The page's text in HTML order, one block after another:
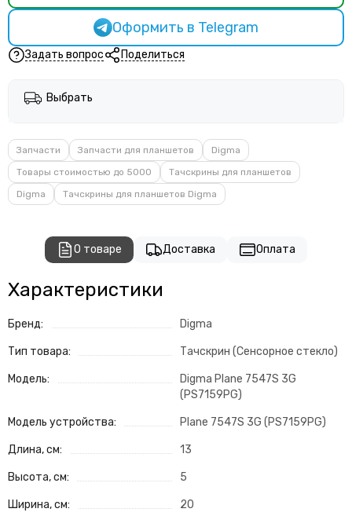
Оформить в Telegram
Задать вопрос Поделиться
Выбрать
Запчасти Запчасти для планшетов
Digma
Товары стоимостью до 5000
Тачскрины для планшетов
Digma
Тачскрины для планшетов Digma
О товаре Доставка Оплата
Характеристики
Бренд: Digma
Тип товара: Тачскрин (Сенсорное стекло)
Модель:
Digma Plane 7547S 3G
(PS7159PG)
Модель устройства: Plane 7547S 3G (PS7159PG)
Длина, см: 13
Высота, см: 5
Ширина, см: 20